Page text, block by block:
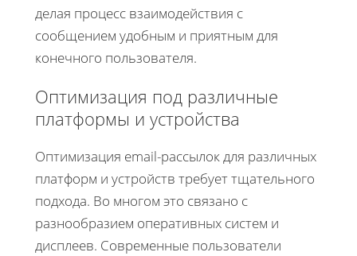
делая процесс взаимодействия с
сообщением удобным и приятным для
конечного пользователя.
Оптимизация под различные
платформы и устройства
Оптимизация email-рассылок для различных
платформ и устройств требует тщательного
подхода. Во многом это связано с
разнообразием оперативных систем и
дисплеев. Современные пользователи